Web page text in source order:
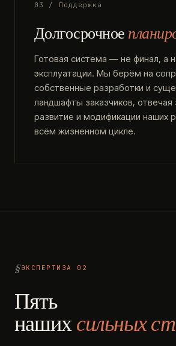
03 / Поддержка
Долгосрочное
Готовая система — не финал, а
эксплуатации. Мы берём на
собственные разработки и
ландшафты заказчиков, отвечая
развитие и модификации наших
всём жизненном цикле.
ЭКСПЕРТИЗА 02
Пять
нашихсильных